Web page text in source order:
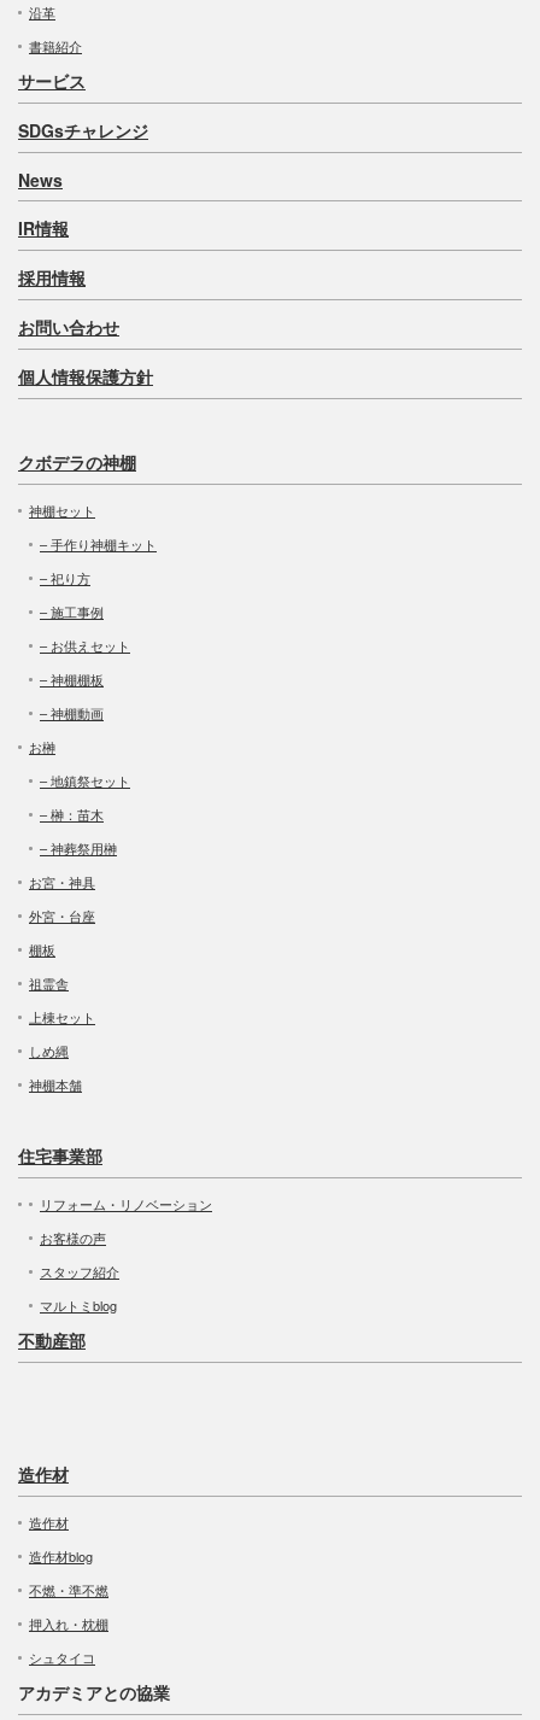
沿革
書籍紹介
サービス
SDGsチャレンジ
News
IR情報
採用情報
お問い合わせ
個人情報保護方針
クボデラの神棚
神棚セット
– 手作り神棚キット
– 祀り方
– 施工事例
– お供えセット
– 神棚棚板
– 神棚動画
お榊
– 地鎮祭セット
– 榊：苗木
– 神葬祭用榊
お宮・神具
外宮・台座
棚板
祖霊舎
上棟セット
しめ縄
神棚本舗
住宅事業部
リフォーム・リノベーション
お客様の声
スタッフ紹介
マルトミblog
不動産部
造作材
造作材
造作材blog
不燃・準不燃
押入れ・枕棚
シュタイコ
アカデミアとの協業